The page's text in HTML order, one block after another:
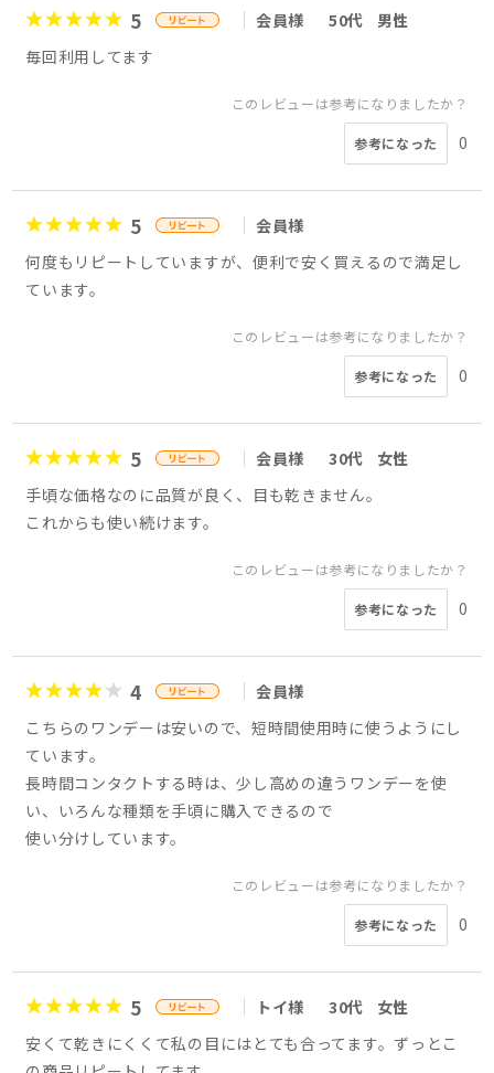
5 会員様 50代
男性
毎回利用してます
このレビューは参考になりましたか？
参考になった 0
5
会員様
何度もリピートしていますが、便利で安く買えるので満足し
ています。
このレビューは参考になりましたか？
参考になった 0
5 会員様 30代
女性
手頃な価格なのに品質が良く、目も乾きません。
これからも使い続けます。
このレビューは参考になりましたか？
参考になった 0
4
会員様
こちらのワンデーは安いので、短時間使用時に使うようにし
ています。
長時間コンタクトする時は、少し高めの違うワンデーを使
い、いろんな種類を手頃に購入できるので
使い分けしています。
このレビューは参考になりましたか？
参考になった 0
5 トイ様 30代
女性
安くて乾きにくくて私の目にはとても合ってます。ずっとこ